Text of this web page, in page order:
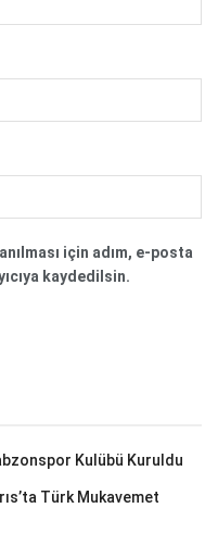
için adım, e-posta
kaydedilsin.
Kulübü Kuruldu
Türk Mukavemet